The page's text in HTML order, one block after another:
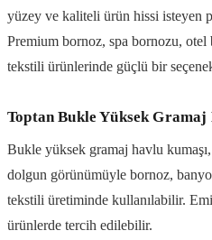
yüzey ve kaliteli ürün hissi isteyen
Premium bornoz, spa bornozu, otel
tekstili ürünlerinde güçlü bir
Toptan Bukle Yüksek Gramaj
Bukle yüksek gramaj havlu
dolgun görünümüyle bornoz,
tekstili üretiminde kullanılabilir.
ürünlerde tercih edilebilir.